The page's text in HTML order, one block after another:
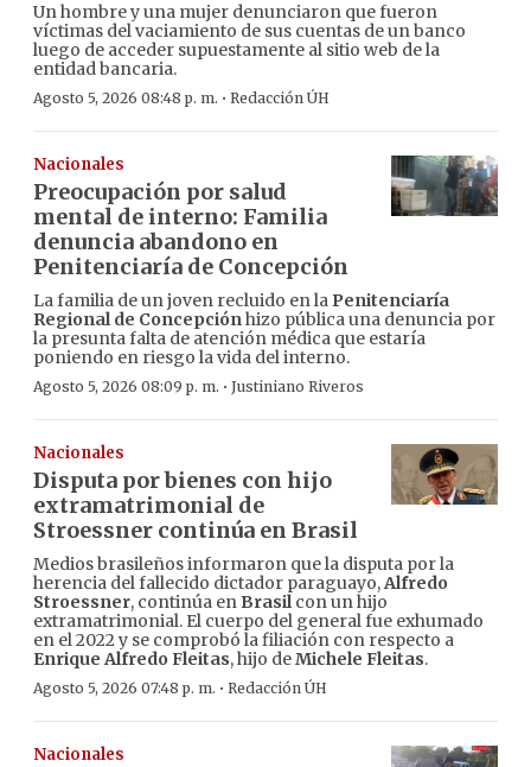
Un hombre y una mujer denunciaron que fueron
víctimas del vaciamiento de sus cuentas de un banco
luego de acceder supuestamente al sitio web de la
entidad bancaria.
Agosto 5, 2026 08:48 p. m. · Redacción ÚH
Nacionales
Preocupación por salud
mental de interno: Familia
denuncia abandono en
Penitenciaría de Concepción
La familia de un joven recluido en la Penitenciaría
Regional de Concepciónhizo pública una denuncia por
la presunta falta de atención médica que estaría
poniendo en riesgo la vida del interno.
Agosto 5, 2026 08:09 p. m. · Justiniano Riveros
Nacionales
Disputa por bienes con hijo
extramatrimonial de
Stroessner continúa en Brasil
Medios brasileños informaron que la disputa por la
herencia del fallecido dictador paraguayo,Alfredo
Stroessner, continúa en Brasilcon un hijo
extramatrimonial. El cuerpo del general fue exhumado
en el 2022 y se comprobó la filiación con respecto a
Enrique Alfredo Fleitas, hijo deMichele Fleitas.
Agosto 5, 2026 07:48 p. m. · Redacción ÚH
Nacionales